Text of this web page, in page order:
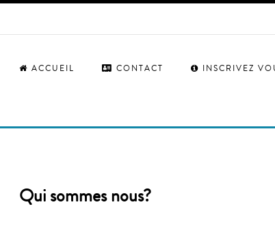
ACCUEIL CONTACT INSCRIVEZ
Qui sommes nous?